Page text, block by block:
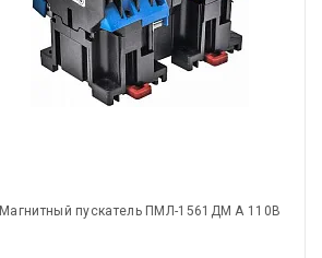
Магнитный пускатель ПМЛ-1561ДМ А 110В